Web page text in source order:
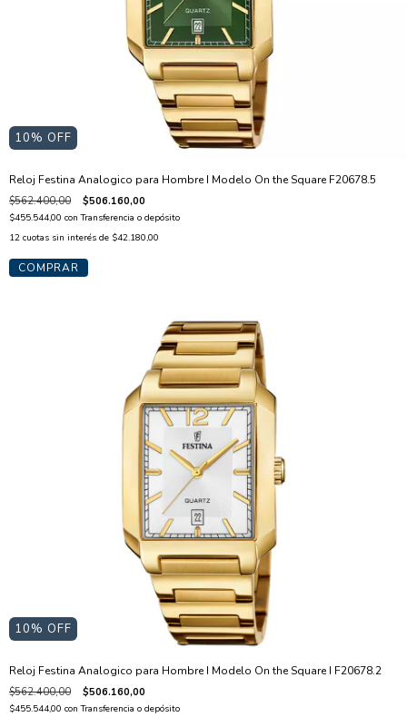
10% OFF
Reloj Festina Analogico para Hombre I Modelo On the Square F20678.5
$562.400,00 $506.160,00
$455.544,00 con Transferencia o depósito
12 cuotas sin interés de $42.180,00
10% OFF
Reloj Festina Analogico para Hombre I Modelo On the Square I F20678.2
$562.400,00 $506.160,00
$455.544,00 con Transferencia o depósito